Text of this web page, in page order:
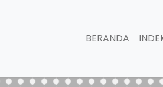
BERANDA